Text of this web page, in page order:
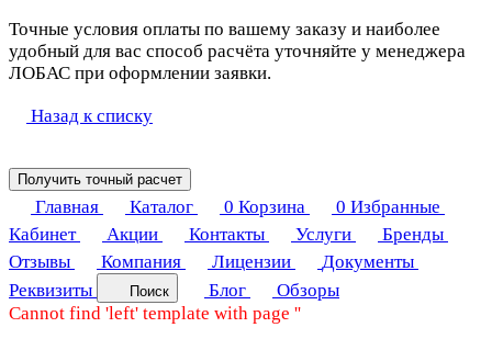
Точные условия оплаты по вашему заказу и наиболее
удобный для вас способ расчёта уточняйте у менеджера
ЛОБАС при оформлении заявки.
Назад к списку
Получить точный расчет
Главная Каталог 0 Корзина 0 Избранные
Кабинет
Акции Контакты Услуги
Бренды
Отзывы
Компания Лицензии
Документы
Реквизиты
Поиск Блог
Обзоры
Cannot find 'left' template with page ''